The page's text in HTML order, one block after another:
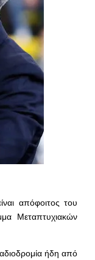
απόφοιτος του
Μεταπτυχιακών
ήδη από